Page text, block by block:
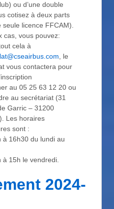
ou d’une double
cotisez à deux parts
licence FFCAM).
cas, vous pouvez:
cela à
, le
vous contactera pour
au 05 25 63 12 20 ou
au secrétariat (31
Garric – 31200
Les horaires
sont :
à 16h30 du lundi au
à 15h le vendredi.
2024-